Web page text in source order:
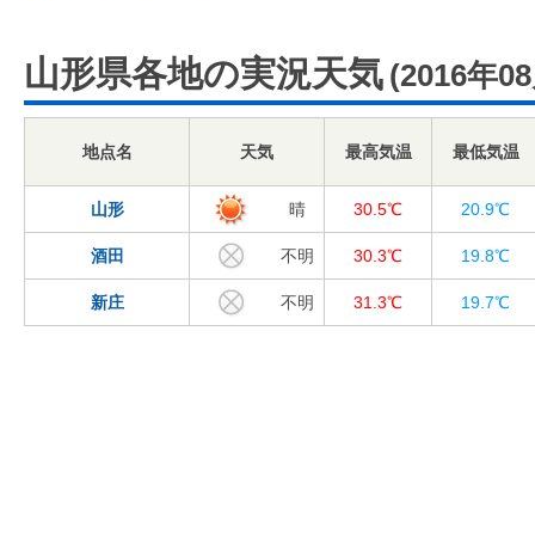
山形県各地の実況天気 (2016年
地点名 天気 最高気温 最低気温
山形 晴 30.5℃ 20.9℃
酒田 不明 30.3℃ 19.8℃
新庄 不明 31.3℃ 19.7℃